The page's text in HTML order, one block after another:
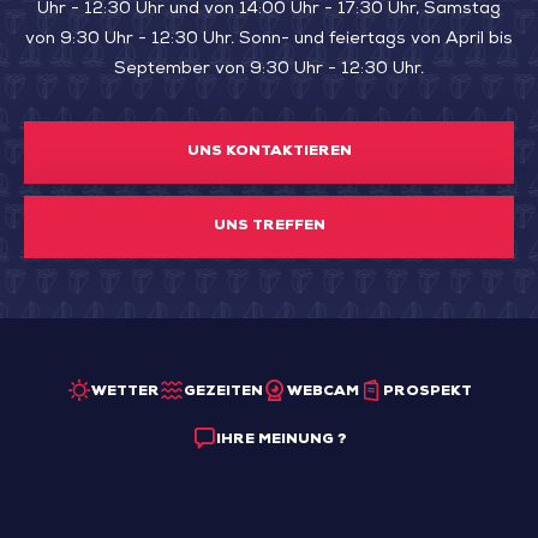
Uhr - 12:30 Uhr und von 14:00 Uhr - 17:30 Uhr, Samstag
von 9:30 Uhr - 12:30 Uhr. Sonn- und feiertags von April bis
September von 9:30 Uhr - 12:30 Uhr.
UNS KONTAKTIEREN
UNS TREFFEN
WETTER GEZEITEN WEBCAM PROSPEKT
IHRE MEINUNG ?